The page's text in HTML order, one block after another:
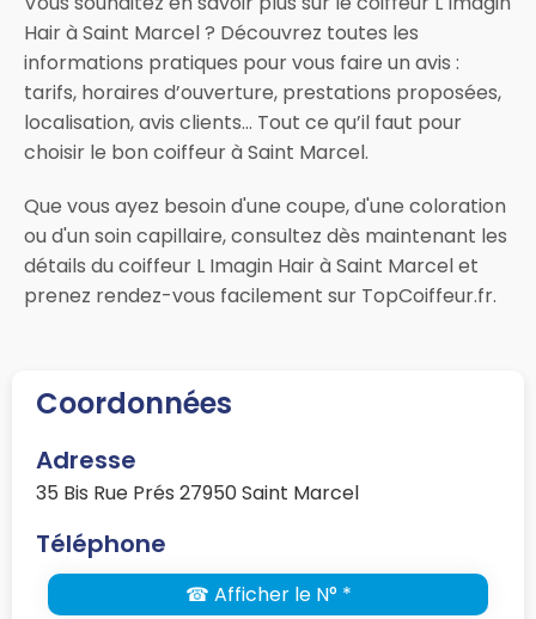
Hair à Saint Marcel ? Découvrez toutes les
informations pratiques pour vous faire un avis :
tarifs, horaires d’ouverture, prestations proposées,
localisation, avis clients… Tout ce qu’il faut pour
choisir le bon coiffeur à Saint Marcel.
Que vous ayez besoin d'une coupe, d'une coloration
ou d'un soin capillaire, consultez dès maintenant les
détails du coiffeur L Imagin Hair à Saint Marcel et
prenez rendez-vous facilement sur TopCoiffeur.fr.
Coordonnées
Adresse
35 Bis Rue Prés 27950 Saint Marcel
Téléphone
☎ Afficher le N° *